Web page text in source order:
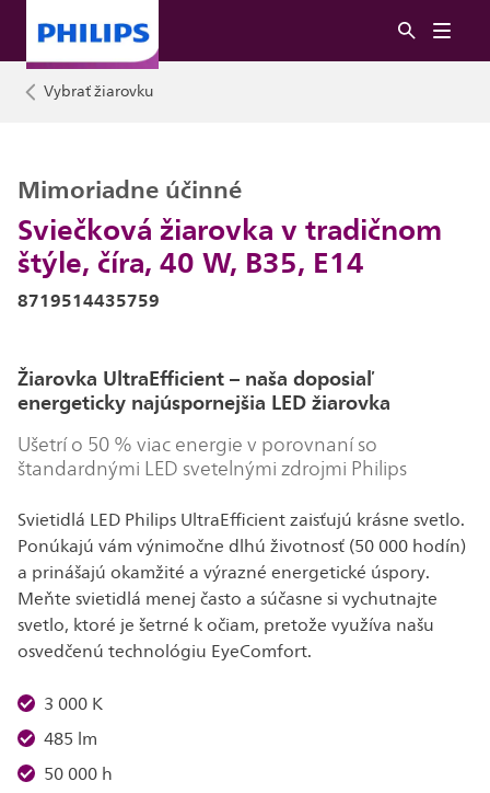
Vybrať žiarovku
Sviečková žiarovka v tradičnom
štýle, číra, 40 W, B35, E14
Mimoriadne účinné
8719514435759
Žiarovka UltraEfficient – naša doposiaľ
energeticky najúspornejšia LED žiarovka
Ušetrí o 50 % viac energie v porovnaní so
štandardnými LED svetelnými zdrojmi Philips
Svietidlá LED Philips UltraEfficient zaisťujú krásne svetlo.
Ponúkajú vám výnimočne dlhú životnosť (50 000 hodín)
a prinášajú okamžité a výrazné energetické úspory.
Meňte svietidlá menej často a súčasne si vychutnajte
svetlo, ktoré je šetrné k očiam, pretože využíva našu
osvedčenú technológiu EyeComfort.
3 000 K
485 lm
50 000 h